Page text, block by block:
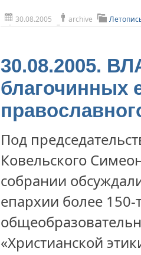
30.08.2005 archive
30.08.2005.
благочинных
Под
Ковельского
собрании
епархии более 150-
«Христианской